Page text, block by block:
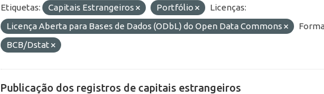
Etiquetas: Capitais Estrangeiros Portfólio
Licenças:
Licença Aberta para Bases de Dados (ODbL) do Open Data Commons
BCB/Dstat
Publicação dos registros de capitais estrangeiros